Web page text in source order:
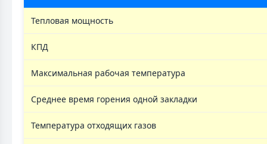
Тепловая мощность
КПД
Максимальная рабочая температура
Среднее время горения одной закладки
Температура отходящих газов